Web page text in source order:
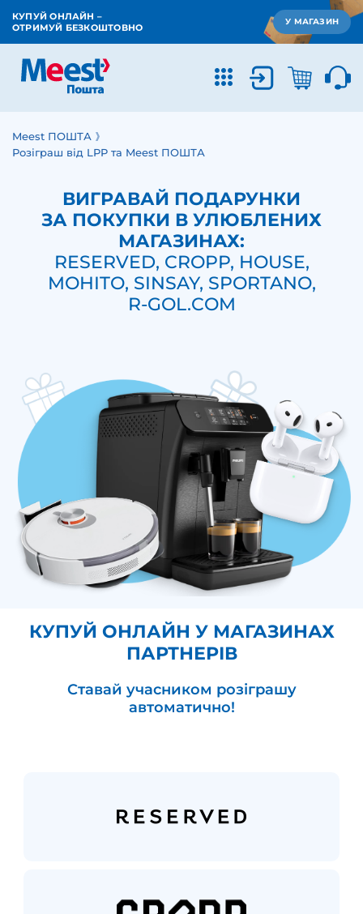
КУПУЙ ОНЛАЙН –
ОТРИМУЙ БЕЗКОШТОВНО
У МАГАЗИН
Meest ПОШТА
Розіграш від LPP та Meest ПОШТА
ВИГРАВАЙ ПОДАРУНКИ
ЗА ПОКУПКИ В УЛЮБЛЕНИХ
МАГАЗИНАХ:
RESERVED, CROPP, HOUSE,
MOHITO, SINSAY, SPORTANO,
R-GOL.COM
КУПУЙ ОНЛАЙН У МАГАЗИНАХ
ПАРТНЕРІВ
Ставай учасником розіграшу
автоматично!